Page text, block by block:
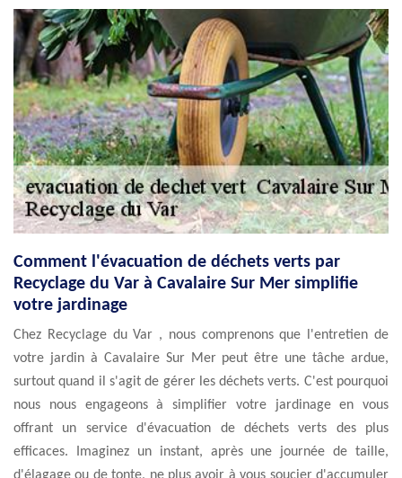
Comment l'évacuation de déchets verts par
Recyclage du Var à Cavalaire Sur Mer simplifie
votre jardinage
Chez Recyclage du Var , nous comprenons que l'entretien de
votre jardin à Cavalaire Sur Mer peut être une tâche ardue,
surtout quand il s'agit de gérer les déchets verts. C'est pourquoi
nous nous engageons à simplifier votre jardinage en vous
offrant un service d'évacuation de déchets verts des plus
efficaces. Imaginez un instant, après une journée de taille,